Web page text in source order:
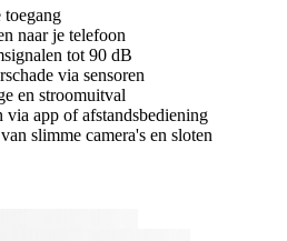
toegang
naar je telefoon
tot 90 dB
via sensoren
en stroomuitval
via app of afstandsbediening
slimme camera's en sloten